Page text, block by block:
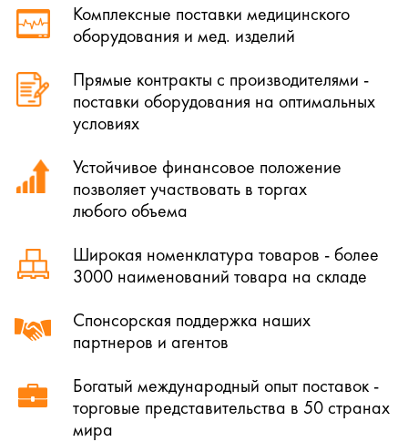
Комплексные поставки медицинского
оборудования и мед. изделий
Прямые контракты с производителями -
поставки оборудования на оптимальных
условиях
Устойчивое финансовое положение
позволяет участвовать в торгах
любого объема
Широкая номенклатура товаров - более
3000 наименований товара на складе
Спонсорская поддержка наших
партнеров и агентов
Богатый международный опыт поставок -
торговые представительства в 50 странах
мира